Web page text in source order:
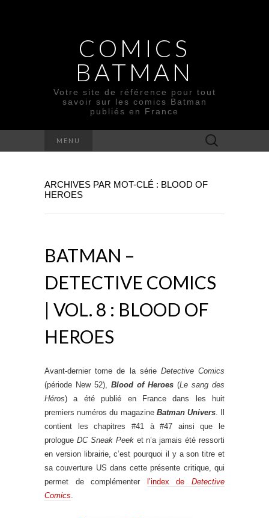
COMICS
BATMAN
Votre site de référence pour tout
savoir sur les comics Batman
publiés en France
MENU Rechercher :
ARCHIVES PAR MOT-CLÉ : BLOOD OF
HEROES
BATMAN –
DETECTIVE COMICS
| VOL. 8 : BLOOD OF
HEROES
Avant-dernier tome de la série Detective Comics
(période New 52), Blood of Heroes (Le sang des
Héros) a été publié en France dans les huit
premiers numéros du magazine Batman Univers. Il
contient les chapitres #41 à #47 ainsi que le
prologue DC Sneak Peeket n’a jamais été ressorti
en version librairie, c’est pourquoi il y a son titre et
sa couverture US dans cette présente critique, qui
permet de complémenter
l’index deDetective
Comics.